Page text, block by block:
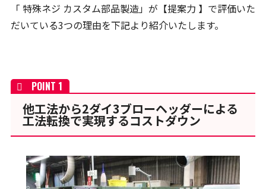
「 特殊ネジ カスタム部品製造」が【提案力 】で評価いた
だいている3つの理由を下記より紹介いたします。
他工法から2ダイ3ブローヘッダーによる
工法転換で実現するコストダウン